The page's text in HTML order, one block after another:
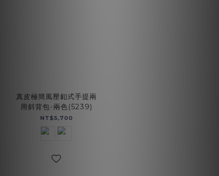
真皮極簡風壓釦式手提兩
用斜背包-兩色(5239)
NT$5,700